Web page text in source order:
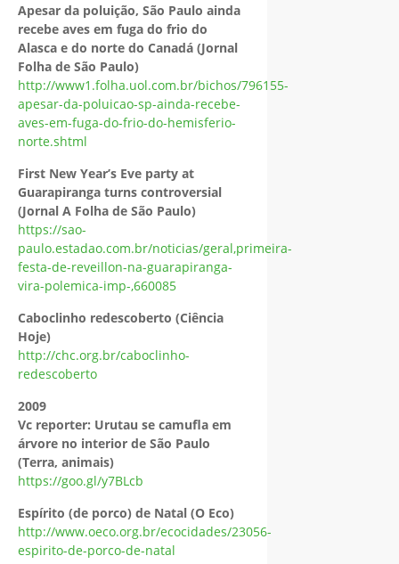
Apesar da poluição, São Paulo ainda
recebe aves em fuga do frio do
Alasca e do norte do Canadá (Jornal
Folha de São Paulo)
http://www1.folha.uol.com.br/bichos/796155-
apesar-da-poluicao-sp-ainda-recebe-
aves-em-fuga-do-frio-do-hemisferio-
norte.shtml
First New Year’s Eve party at
Guarapiranga turns controversial
(Jornal A Folha de São Paulo)
https://sao-
paulo.estadao.com.br/noticias/geral,primeira-
festa-de-reveillon-na-guarapiranga-
vira-polemica-imp-,660085
Caboclinho redescoberto (Ciência
Hoje)
http://chc.org.br/caboclinho-
redescoberto
2009
Vc reporter: Urutau se camufla em
árvore no interior de São Paulo
(Terra, animais)
https://goo.gl/y7BLcb
Espírito (de porco) de Natal (O Eco)
http://www.oeco.org.br/ecocidades/23056-
espirito-de-porco-de-natal